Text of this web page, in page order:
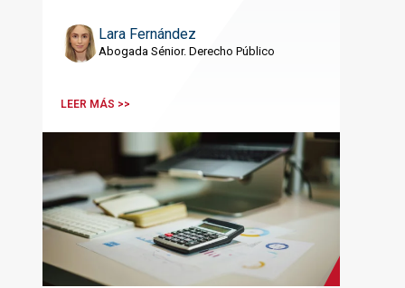
Lara Fernández
Abogada Sénior. Derecho Público
LEER MÁS >>